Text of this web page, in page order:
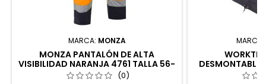
MARCA: MONZA
MONZA PANTALÓN DE ALTA
VISIBILIDAD NARANJA 4761 TALLA 56-
58
(0)
MARCA:
DESMONTABLE